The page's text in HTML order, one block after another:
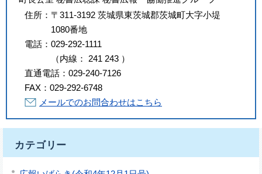
住所： 〒311-3192 茨城県東茨城郡茨城町大字小堤
1080番地
電話： 029-292-1111
（内線 ： 241 243 ）
直通電話： 029-240-7126
FAX： 029-292-6748
メールでのお問合わせはこちら
カテゴリー